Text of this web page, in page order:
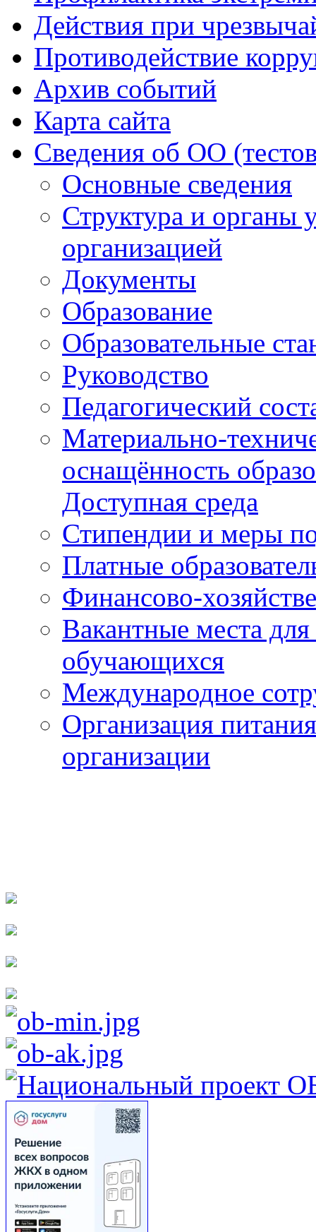
Действия при
Противодействие
Архив событий
Карта сайта
Сведения об ОО
Основные сведения
Структура и органы
организацией
Документы
Образование
Образовательные
Руководство
Педагогический
Материально-
оснащённость
Доступная среда
Стипендии и меры
Платные
Финансово-
Вакантные места
обучающихся
Международное
Организация
организации